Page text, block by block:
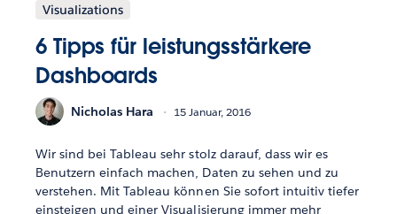
Visualizations
6 Tipps für leistungsstärkere
Dashboards
Nicholas Hara 15 Januar, 2016
Wir sind bei Tableau sehr stolz darauf, dass wir es
Benutzern einfach machen, Daten zu sehen und zu
verstehen. Mit Tableau können Sie sofort intuitiv tiefer
einsteigen und einer Visualisierung immer mehr